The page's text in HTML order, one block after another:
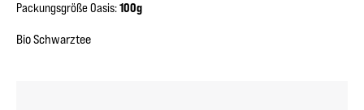
Packungsgröße Oasis:100g
Bio Schwarztee